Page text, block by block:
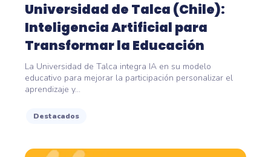
Universidad de Talca (Chile):
Inteligencia Artificial para
Transformar la Educación
La Universidad de Talca integra IA en su modelo
educativo para mejorar la participación personalizar el
aprendizaje y...
Destacados